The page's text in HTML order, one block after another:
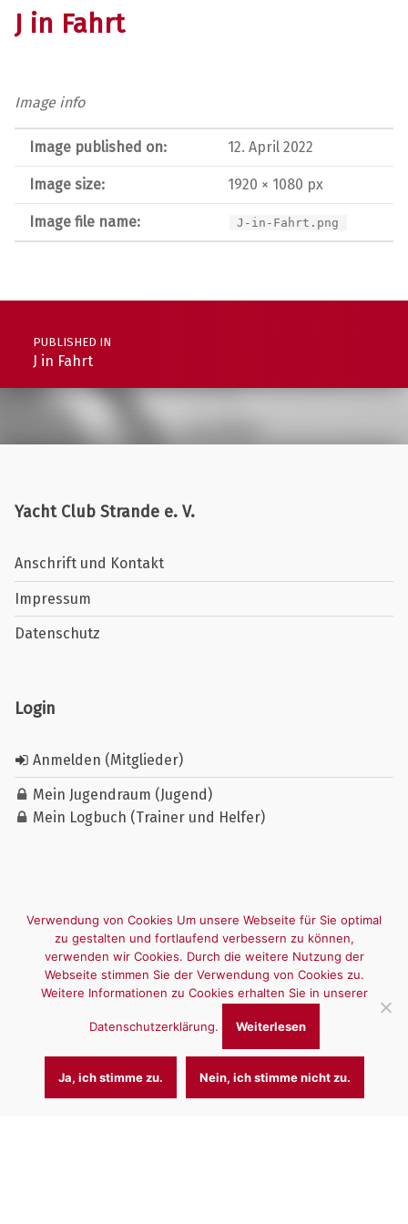
J in Fahrt
Image info
Image published on: 12. April 2022
Image size: 1920 × 1080 px
Image file name: J-in-Fahrt.png
Post navigation
PUBLISHED IN
J in Fahrt
Yacht Club Strande e. V.
Anschrift und Kontakt
Impressum
Datenschutz
Login
Anmelden (Mitglieder)
Mein Jugendraum (Jugend)
Mein Logbuch (Trainer und Helfer)
Verwendung von Cookies Um unsere Webseite für Sie optimal
zu gestalten und fortlaufend verbessern zu können,
verwenden wir Cookies. Durch die weitere Nutzung der
Webseite stimmen Sie der Verwendung von Cookies zu.
Weitere Informationen zu Cookies erhalten Sie in unserer
Datenschutzerklärung. Weiterlesen
Ja, ich stimme zu. Nein, ich stimme nicht zu.